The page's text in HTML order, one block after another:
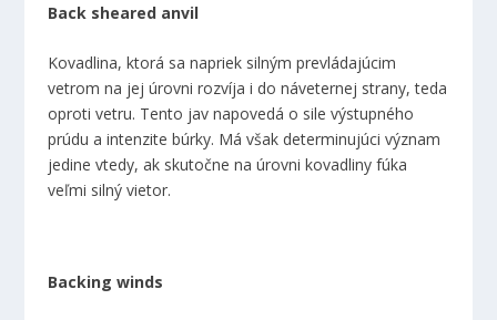
Back sheared anvil
Kovadlina, ktorá sa napriek silným prevládajúcim
vetrom na jej úrovni rozvíja i do náveternej strany, teda
oproti vetru. Tento jav napovedá o sile výstupného
prúdu a intenzite búrky. Má však determinujúci význam
jedine vtedy, ak skutočne na úrovni kovadliny fúka
veľmi silný vietor.
Backing winds